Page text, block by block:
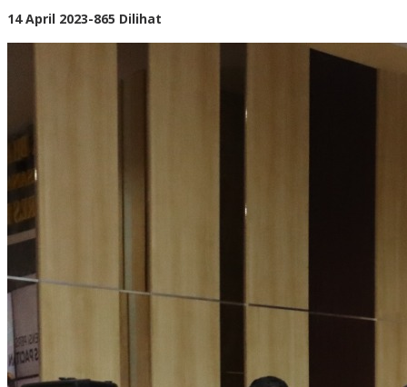
14 April 2023oleh
-865 Dilihat